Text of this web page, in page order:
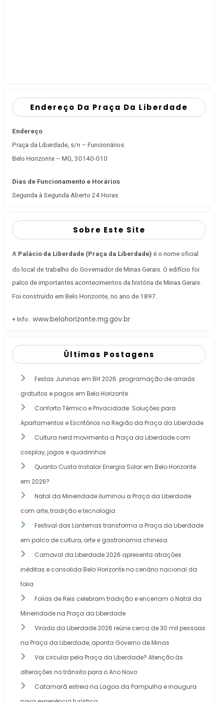
Endereço Da Praça Da Liberdade
Endereço
Praça da Liberdade, s/n – Funcionários
Belo Horizonte – MG, 30140-010
Dias de Funcionamento e Horários
Segunda à Segunda Aberto 24 Horas
Sobre Este Site
A Palácio da Liberdade (Praça da Liberdade) é o nome oficial
do local de trabalho do Governador de Minas Gerais . O edifício foi
palco de importantes acontecimentos da história de Minas Gerais.
Foi construído em Belo Horizonte, no ano de 1897.
+ Info.: www.belohorizonte.mg.gov.br
Últimas Postagens
Festas Juninas em BH 2026: programação de arraiás
gratuitos e pagos em Belo Horizonte
Conforto Térmico e Privacidade: Soluções para
Apartamentos e Escritórios na Região da Praça da Liberdade
Cultura nerd movimenta a Praça da Liberdade com
cosplay, jogos e quadrinhos
Quanto Custa Instalar Energia Solar em Belo Horizonte
em 2026?
Natal da Mineiridade iluminou a Praça da Liberdade
com arte, tradição e tecnologia
Festival das Lanternas transforma a Praça da Liberdade
em palco de cultura, arte e gastronomia chinesa
Carnaval da Liberdade 2026 apresenta atrações
inéditas e consolida Belo Horizonte no cenário nacional da
folia
Folias de Reis celebram tradição e encerram o Natal da
Mineiridade na Praça da Liberdade
Virada da Liberdade 2026 reúne cerca de 30 mil pessoas
na Praça da Liberdade, aponta Governo de Minas
Vai circular pela Praça da Liberdade? Atenção às
alterações no trânsito para o Ano Novo
Catamarã estreia na Lagoa da Pampulha e inaugura